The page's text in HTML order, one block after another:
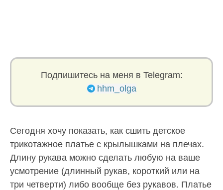
Подпишитесь на меня в Telegram:
hhm_olga
Сегодня хочу показать, как сшить детское
трикотажное платье с крылышками на плечах.
Длину рукава можно сделать любую на ваше
усмотрение (длинный рукав, короткий или на
три четверти) либо вообще без рукавов. Платье